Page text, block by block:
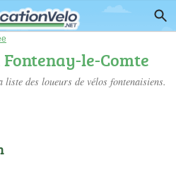
le-Comte
liste des loueurs de vélos fontenaisiens.